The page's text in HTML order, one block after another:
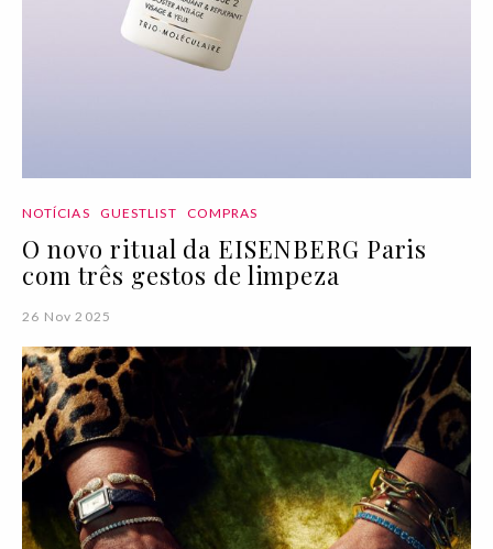
NOTÍCIAS GUESTLIST COMPRAS
O novo ritual da EISENBERG Paris
com três gestos de limpeza
26 Nov 2025